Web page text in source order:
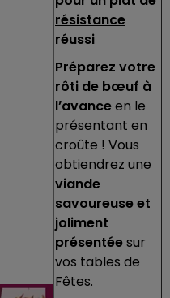
résistance
réussi
Préparez votre
rôti de bœuf à
l’avanceen le
présentant en
croûte ! Vous
obtiendrez une
viande
savoureuse et
joliment
présentéesur
vos tables de
Fêtes.